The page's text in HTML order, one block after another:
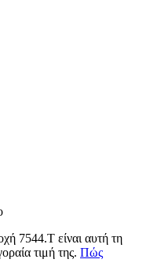
7544.T είναι αυτή τη
τιμή της. Πώς